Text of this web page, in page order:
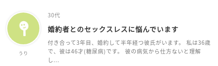
うり
30代
婚約者とのセックスレスに悩んでいます
付き合って3年目、婚約して半年経つ彼氏がいます。 私は36歳
で、彼は46才(糖尿病)です。 彼の病気から仕方ないと理解
し...